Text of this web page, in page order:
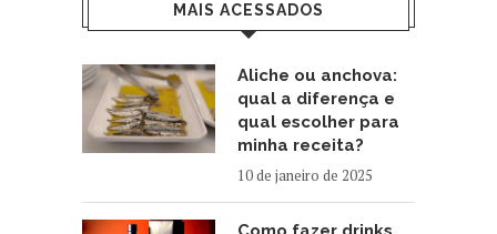
MAIS ACESSADOS
Aliche ou anchova:
qual a diferença e
qual escolher para
minha receita?
10 de janeiro de 2025